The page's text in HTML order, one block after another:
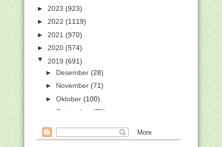
► 2023 (923)
► 2022 (1119)
► 2021 (970)
► 2020 (574)
▼ 2019 (691)
► Desember (28)
► November (71)
► Oktober (100)
September
(78)
►Juli(42)